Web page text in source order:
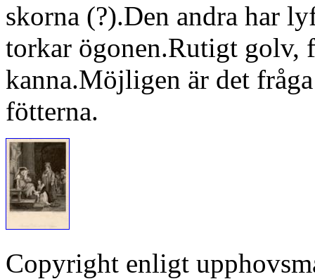
skorna (?).Den andra har
torkar ögonen.Rutigt golv,
kanna.Möjligen är det
fötterna.
Copyright enligt